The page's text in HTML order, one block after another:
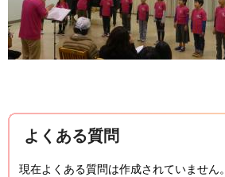
よくある質問
現在よくある質問は作成されていません。